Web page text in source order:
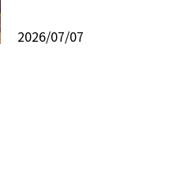
2026/07/07